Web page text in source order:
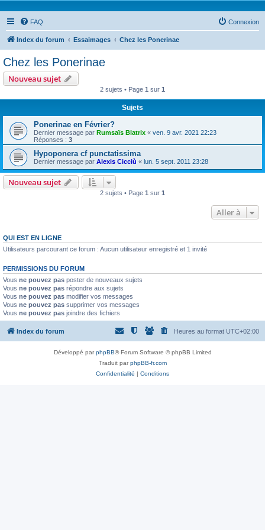
FAQ Connexion
Index du forum Essaimages Chez les Ponerinae
Chez les Ponerinae
Nouveau sujet
2 sujets • Page 1 sur 1
Sujets
Ponerinae en Février?
Dernier message par Rumsaïs Blatrix « ven. 9 avr. 2021 22:23
Réponses : 3
Hypoponera cf punctatissima
Dernier message par Alexis Cicciù « lun. 5 sept. 2011 23:28
Nouveau sujet
2 sujets • Page 1 sur 1
Aller à
QUI EST EN LIGNE
Utilisateurs parcourant ce forum : Aucun utilisateur enregistré et 1 invité
PERMISSIONS DU FORUM
Vous ne pouvez pas poster de nouveaux sujets
Vous ne pouvez pas répondre aux sujets
Vous ne pouvez pas modifier vos messages
Vous ne pouvez pas supprimer vos messages
Vous ne pouvez pas joindre des fichiers
Index du forum Heures au format UTC+02:00
Développé parphpBB® Forum Software © phpBB Limited
Traduit parphpBB-fr.com
Confidentialité | Conditions